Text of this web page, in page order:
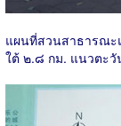
แผนที่สวนสาธารณะ
ใต้ ๒.๘ กม. แนวตะ